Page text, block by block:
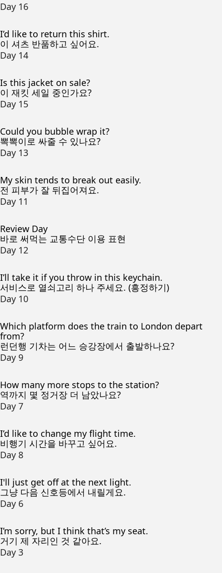
Day 16
I’d like to return this shirt.
이 셔츠 반품하고 싶어요.
Day 14
Is this jacket on sale?
이 재킷 세일 중인가요?
Day 15
Could you bubble wrap it?
뽁뽁이로 싸줄 수 있나요?
Day 13
My skin tends to break out easily.
전 피부가 잘 뒤집어져요.
Day 11
Review Day
바로 써먹는 교통수단 이용 표현
Day 12
I’ll take it if you throw in this keychain.
서비스로 열쇠고리 하나 주세요. (흥정하기)
Day 10
Which platform does the train to London depart
from?
런던행 기차는 어느 승강장에서 출발하나요?
Day 9
How many more stops to the station?
역까지 몇 정거장 더 남았나요?
Day 7
I’d like to change my flight time.
비행기 시간을 바꾸고 싶어요.
Day 8
I'll just get off at the next light.
그냥 다음 신호등에서 내릴게요.
Day 6
I’m sorry, but I think that’s my seat.
거기 제 자리인 것 같아요.
Day 3